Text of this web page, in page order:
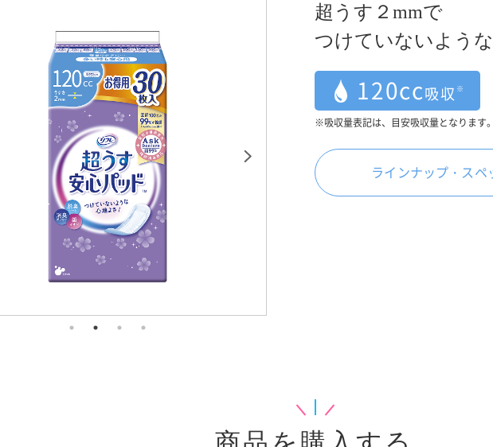
超うす２mmで
つけていないよう
120cc 吸収 ※
※吸収量表記は、目安吸収量となります。
ラインナップ・スペ